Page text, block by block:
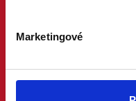
Marketingové